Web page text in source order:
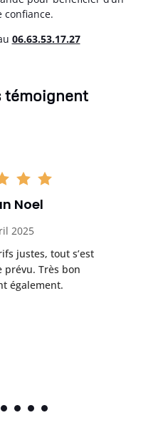
confiance.
06.63.53.17.27
témoignent
Noel
2025
justes, tout s’est
prévu. Très bon
également.